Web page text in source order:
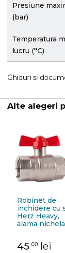
Presiune
(bar)
Temperatura
lucru (°C)
Ghiduri si
Alte alegeri
Robinet de
inchidere cu
Herz Heavy,
alama
63, maner
45 ,00 lei